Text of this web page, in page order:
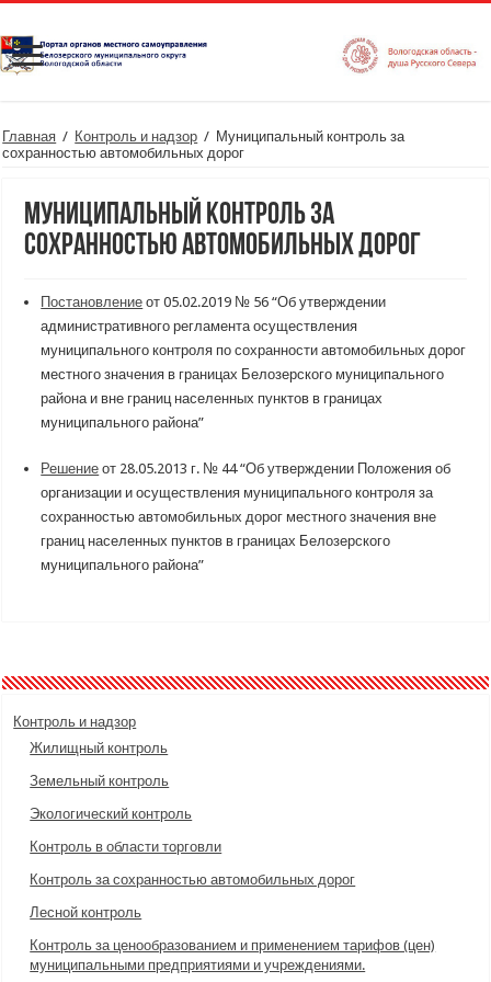
Главная / Контроль и надзор / Муниципальный контроль за
сохранностью автомобильных дорог
Муниципальный контроль за
сохранностью автомобильных дорог
Постановление от 05.02.2019 № 56 “Об утверждении
административного регламента осуществления
муниципального контроля по сохранности автомобильных дорог
местного значения в границах Белозерского муниципального
района и вне границ населенных пунктов в границах
муниципального района”
Решение от 28.05.2013 г. № 44 “Об утверждении Положения об
организации и осуществления муниципального контроля за
сохранностью автомобильных дорог местного значения вне
границ населенных пунктов в границах Белозерского
муниципального района”
Контроль и надзор
Жилищный контроль
Земельный контроль
Экологический контроль
Контроль в области торговли
Контроль за сохранностью автомобильных дорог
Лесной контроль
Контроль за ценообразованием и применением тарифов (цен)
муниципальными предприятиями и учреждениями.